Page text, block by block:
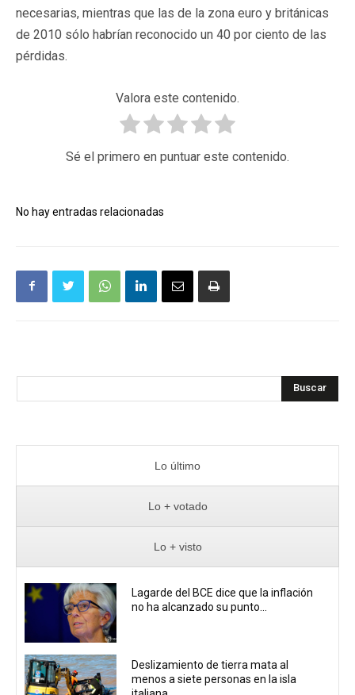
necesarias, mientras que las de la zona euro y británicas
de 2010 sólo habrían reconocido un 40 por ciento de las
pérdidas.
Valora este contenido.
Sé el primero en puntuar este contenido.
No hay entradas relacionadas
Buscar
Lo último
Lo + votado
Lo + visto
Lagarde del BCE dice que la inflación
no ha alcanzado su punto...
Deslizamiento de tierra mata al
menos a siete personas en la isla